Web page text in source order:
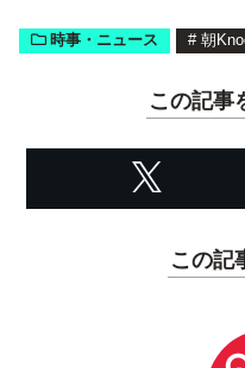
時事・ニュース # 朝
この記事
この記